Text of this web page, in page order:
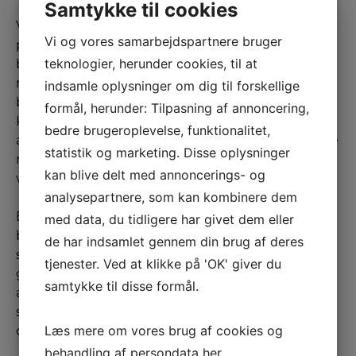
Vi har ikke to ens behandlinger. I samråd med dig
planlægger vores kosmetolog et
behandlingsforløb, som vil give dig de bedste
resultater – typisk er der tale om tre til seks
behandlinger. Bemærk, vores diamantslibning i
København er en naturlig behandling, som
aktiverer dine egne hudceller. Du kan derfor regne
med et langvarigt resultat, som du kan
vedligeholde med den rette plejeteknik.
Efter vores hudslibning i København smører vi
behandlingsområderne ind med aktivt serum,
som accelererer den naturlige
genopbygningsproces af din huds celler. Til slut
anbefaler vores kosmetolog en række produkter,
som kan hjælpe dig med at pleje og vedligeholde
din hud.
Samtykke til cookies
Vi og vores samarbejdspartnere bruger
teknologier, herunder cookies, til at
indsamle oplysninger om dig til forskellige
formål, herunder: Tilpasning af annoncering,
bedre brugeroplevelse, funktionalitet,
statistik og marketing. Disse oplysninger
kan blive delt med annoncerings- og
analysepartnere, som kan kombinere dem
med data, du tidligere har givet dem eller
de har indsamlet gennem din brug af deres
tjenester. Ved at klikke på 'OK' giver du
samtykke til disse formål.
Læs mere om vores brug af cookies og
behandling af persondata her.